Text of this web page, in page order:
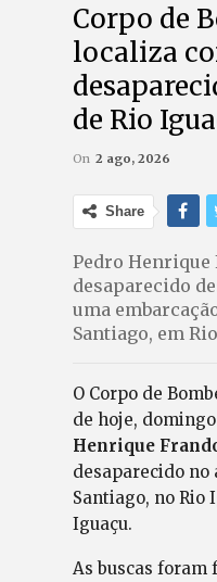
Corpo de
localiza
de Rio
On 2 ago, 2026
Share
Pedro Henrique
desaparecido
uma
Santiago, em
O Corpo de
de hoje,
Henrique
desaparecido no
Santiago, no Rio
Iguaçu.
As buscas foram